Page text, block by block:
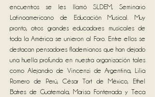
encuentros se les llamó SLDEM, Seminario
Latinoamericano de Educación Musical. Muy
pronto, otros grandes educadores musicales de
toda la América se unieron al Foro. Entre ellos se
destacan pensadores flademianos que han dejado
una huella profunda en nuestra organización tales
como Alejandro de Vincenzi de Argentina, Lilia
Romero de Perú, César Tort de México, Ethel
Batres de Guatemala, Marisa Fonterrada y Teca